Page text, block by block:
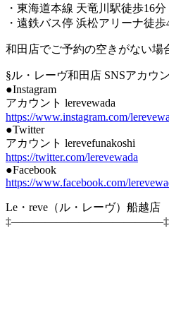
・東海道本線 天竜川駅徒歩16分
・遠鉄バス停 浜松アリーナ徒歩
和田店でご予約の空きがない場
§ル・レーヴ和田店 SNSアカウ
●Instagram
アカウント lerevewada
https://www.instagram.com/
●Twitter
アカウント lerevefunakoshi
https://twitter.com/lerevewada
●Facebook
https://www.facebook.com/
Le・reve（ル・レーヴ）船越店
‡—————————————–‡